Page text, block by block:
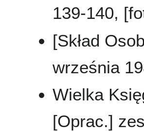
139-140,
[Skład
września
Wielka
[Oprac.]